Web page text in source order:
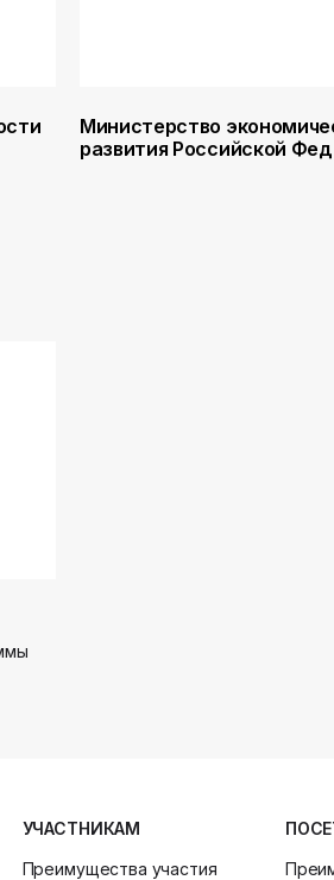
Министерство
развития Российской
УЧАСТНИКАМ
Преимущества участия